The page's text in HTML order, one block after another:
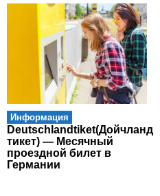
Информация
Deutschlandtiket(Дойчланд
тикет) — Месячный
проездной билет в
Германии